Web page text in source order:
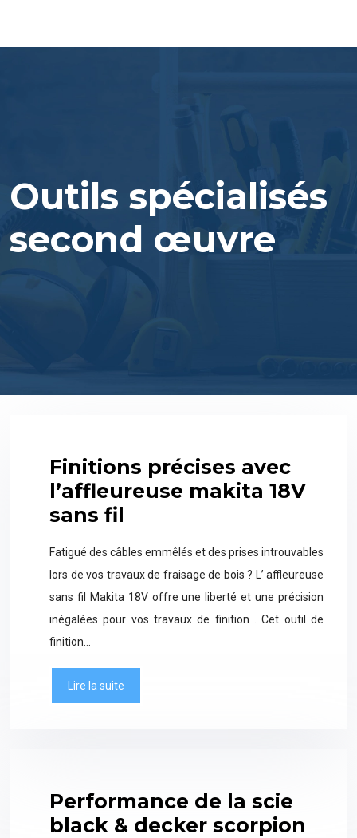
Outils spécialisés
second œuvre
Finitions précises avec
l’affleureuse makita 18V
sans fil
Fatigué des câbles emmêlés et des prises introuvables
lors de vos travaux de fraisage de bois ? L’ affleureuse
sans fil Makita 18V offre une liberté et une précision
inégalées pour vos travaux de finition . Cet outil de
finition…
Lire la suite
Performance de la scie
black & decker scorpion